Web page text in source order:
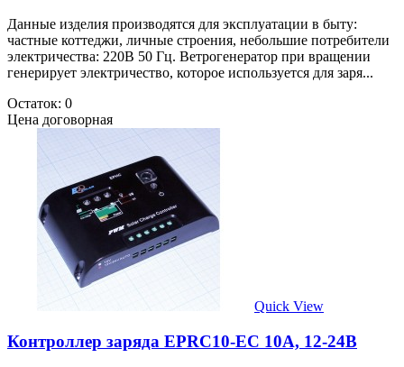
Данные изделия производятся для эксплуатации в быту:
частные коттеджи, личные строения, небольшие потребители
электричества: 220В 50 Гц. Ветрогенератор при вращении
генерирует электричество, которое используется для заря...
Остаток: 0
Цена договорная
Quick View
Контроллер заряда EPRC10-EC 10А, 12-24В